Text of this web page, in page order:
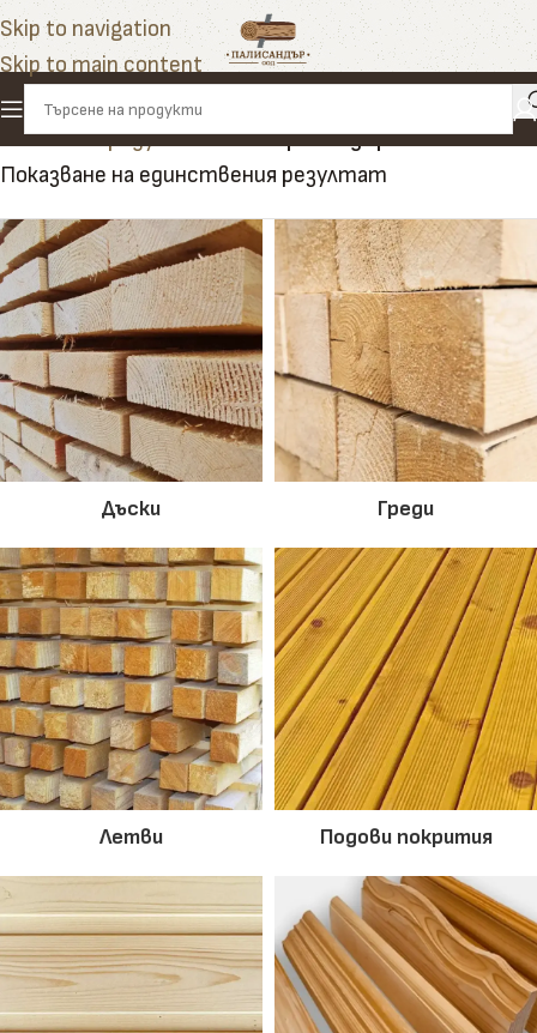
Skip to navigation
Skip to main content
Начало»Продукти»симетрична дървена летва
Показване на единствения резултат
Дъски Греди
Летви Подови покрития